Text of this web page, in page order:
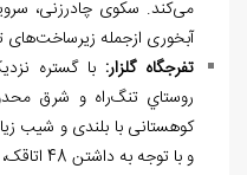
می‌کند. سکوی چادرزنی،
آبخوری ازجمله زیرساخت‌های
تفرجگاه گلزار:
روستاي تنگ‌راه و شرق
کوهستانی با بلندی و شیب
و با